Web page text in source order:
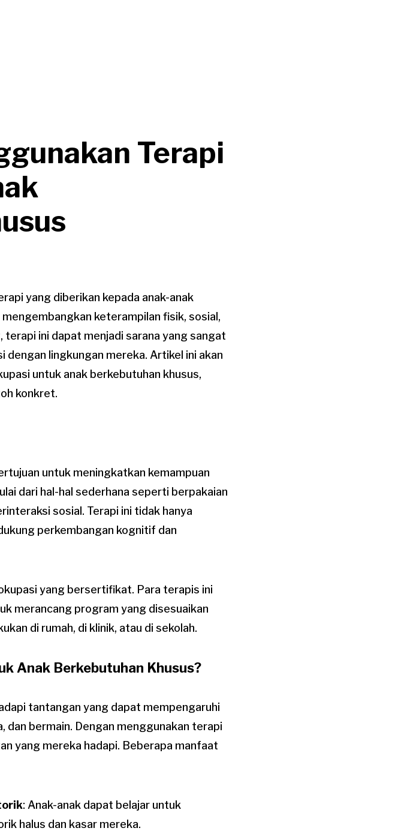
Terapi
yang diberikan kepada anak-anak
keterampilan fisik, sosial,
ini dapat menjadi sarana yang sangat
lingkungan mereka. Artikel ini akan
untuk anak berkebutuhan khusus,
konkret.
untuk meningkatkan kemampuan
dari hal-hal sederhana seperti berpakaian
sosial. Terapi ini tidak hanya
perkembangan kognitif dan
yang bersertifikat. Para terapis ini
merancang program yang disesuaikan
di rumah, di klinik, atau di sekolah.
Anak Berkebutuhan Khusus?
tantangan yang dapat mempengaruhi
dan bermain. Dengan menggunakan terapi
yang mereka hadapi. Beberapa manfaat
: Anak-anak dapat belajar untuk
halus dan kasar mereka.